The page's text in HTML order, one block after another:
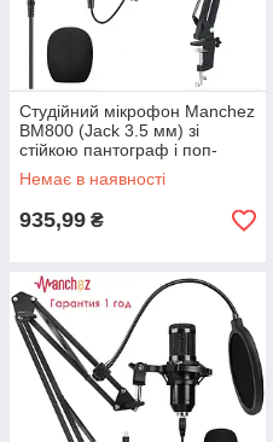
Студійний мікрофон Manchez
BM800 (Jack 3.5 мм) зі
стійкою пантограф і поп-
фільтром Black
Немає в наявності
935,99 ₴